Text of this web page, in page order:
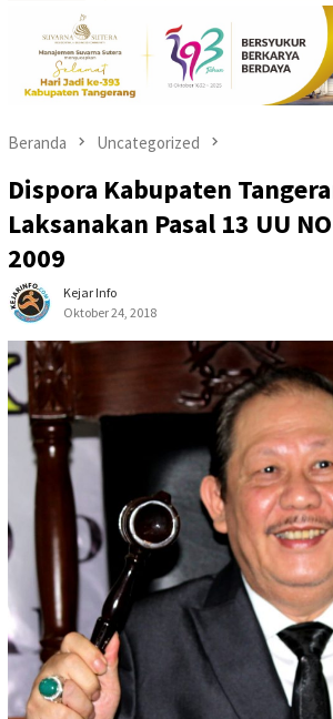
Beranda Uncategorized
Dispora Kabupaten
Laksanakan Pasal 13 UU
2009
Kejar Info
Oktober 24, 2018